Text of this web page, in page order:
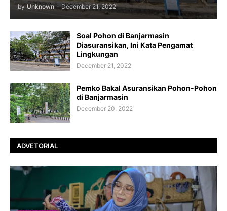
by Unknown - December 21, 2022
Soal Pohon di Banjarmasin
Diasuransikan, Ini Kata Pengamat
Lingkungan
December 21, 2022
Pemko Bakal Asuransikan Pohon-Pohon
di Banjarmasin
December 20, 2022
ADVETORIAL